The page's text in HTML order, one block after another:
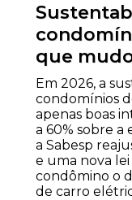
que
Em 2026, a
condomínios
apenas boas
a 60% sobre a
a Sabesp
e uma nova
condômino o
de carro